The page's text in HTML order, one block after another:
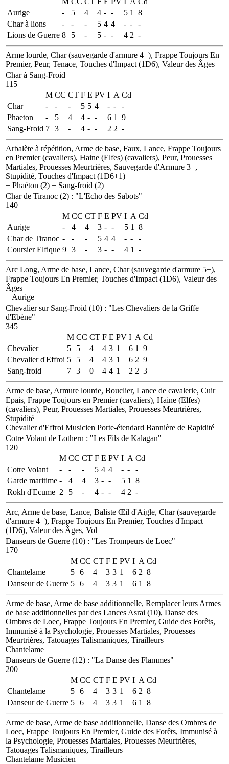
Aurige
- 5 4 4 - - 5 1
8
Char à lions
- - - 5 4 4 - -
-
Lions de Guerre 8 5 - 5 - - 4 2 -
Arme lourde, Char (sauvegarde d'armure 4+), Frappe Toujours En
Premier, Peur, Tenace, Touches d'Impact (1D6), Valeur des Âges
Char à Sang-Froid
115
M CC CT F E PV I A Cd
Char
- - - 5 5 4 - -
-
Phaeton
- 5 4 4 - - 6 1
9
Sang-Froid 7 3 - 4 - - 2 2 -
Arbalète à répétition, Arme de base, Faux, Lance, Frappe Toujours
en Premier (cavaliers), Haine (Elfes) (cavaliers), Peur, Prouesses
Martiales, Prouesses Meurtrières, Sauvegarde d'Armure 3+,
Stupidité, Touches d'Impact (1D6+1)
+ Phaéton (2) + Sang-froid (2)
Char de Tiranoc (2) : "L'Echo des Sabots"
140
M CC CT F E PV I A Cd
Aurige
- 4 4 3 - - 5 1
8
Char de Tiranoc - - - 5 4 4 - -
-
Coursier Elfique 9 3 - 3 - - 4 1 -
Arc Long, Arme de base, Lance, Char (sauvegarde d'armure 5+),
Frappe Toujours En Premier, Touches d'Impact (1D6), Valeur des
Âges
+ Aurige
Chevalier sur Sang-Froid (10) : "Les Chevaliers de la Griffe
d'Ebène"
345
M CC CT F E PV I A Cd
Chevalier
5 5 4 4 3 1 6 1
9
Chevalier d'Effroi 5 5 4 4 3 1 6 2 9
Sang-froid
7 3 0 4 4 1 2 2 3
Arme de base, Armure lourde, Bouclier, Lance de cavalerie, Cuir
Epais, Frappe Toujours en Premier (cavaliers), Haine (Elfes)
(cavaliers), Peur, Prouesses Martiales, Prouesses Meurtrières,
Stupidité
Chevalier d'Effroi Musicien Porte-étendard Bannière de Rapidité
Cotre Volant de Lothern : "Les Fils de Kalagan"
120
M CC CT F E PV I A Cd
Cotre Volant
- - - 5 4 4 - -
-
Garde maritime - 4 4 3 - - 5 1
8
Rokh d'Ecume 2 5 - 4 - - 4 2 -
Arc, Arme de base, Lance, Baliste Œil d'Aigle, Char (sauvegarde
d'armure 4+), Frappe Toujours En Premier, Touches d'Impact
(1D6), Valeur des Âges, Vol
Danseurs de Guerre (10) : "Les Trompeurs de Loec"
170
M CC CT F E PV I A Cd
Chantelame
5 6 4 3 3 1 6 2 8
Danseur de Guerre 5 6 4 3 3 1 6 1 8
Arme de base, Arme de base additionnelle, Remplacer leurs Armes
de base additionnelles par des Lances Asrai (10), Danse des
Ombres de Loec, Frappe Toujours En Premier, Guide des Forêts,
Immunisé à la Psychologie, Prouesses Martiales, Prouesses
Meurtrières, Tatouages Talismaniques, Tirailleurs
Chantelame
Danseurs de Guerre (12) : "La Danse des Flammes"
200
M CC CT F E PV I A Cd
Chantelame
5 6 4 3 3 1 6 2 8
Danseur de Guerre 5 6 4 3 3 1 6 1 8
Arme de base, Arme de base additionnelle, Danse des Ombres de
Loec, Frappe Toujours En Premier, Guide des Forêts, Immunisé à
la Psychologie, Prouesses Martiales, Prouesses Meurtrières,
Tatouages Talismaniques, Tirailleurs
Chantelame Musicien